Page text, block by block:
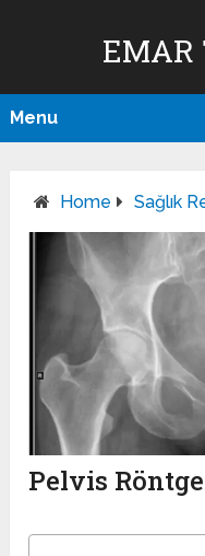
EMAR
Menu
Home Sağlık
Pelvis